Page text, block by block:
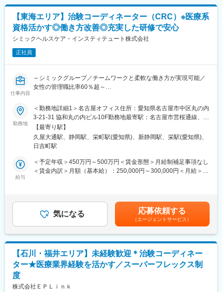
す。
■キャリアステップ：
CRCとして幅広い経験を積むことや、スペシャリストとして特定
の疾患領域の専門的な経験を積んでいくことも可能です。
また、グループの垣根を超えCRCからSMAやCRAへのキャリアチ
ェンジ、事業の枠をこえ新たなキャリアにチャレンジされている
方もいらっしゃいます。
変更の範囲：会社の定める業務
患者さんに治験の内容をわかりやすく説明したり、医師や看護師
と連携することで伝える力が身に付きます。
（2）スケジュール管理力：
治験には決まった検査や診察の予定があるため、患者さんが無理
なく通えるように予定を調整する力が身につきます。
（3）医療の知識：
薬の種類や副作用、検査の内容など、医療に関する知識が自然と
増えていきます。薬剤師や看護師と話す機会も多いため学ぶこと
も多いです。
（4）パソコンや書類の整理力：
す。パソコンの使い方や、正確に記録する力が身につきます。
（5）チームで働く力：
治験は医師、看護師、薬剤師など、いろんな職種の人と協力して
進めるので、チームワークの大切さを学べます。
■安心の働きやすさ：
フレックスタイム制も取り入れ、柔軟に働き方をアレンジ可能。
導入研修が80時間あり、手厚いフォロー体制があります。
CRC社内認定制度を採用し、継続研修を充実させることで常に新
しい知識を身につけ、スキルアップできる環境を用意していま
す。
■キャリアステップ：
CRCとして幅広い経験を積むことや、スペシャリストとして特定
また、グループの垣根を超えCRCからSMAやCRAへのキャリアチ
【東海エリア】治験コーディネーター（CRC）※医療系
資格活かす◎働き方改善◎充実した研修で安心
シミックヘルスケア・インスティテュート株式会社
正社員
仕事内容
～シミックグループ／チームワークと柔軟な働き方が実現可能／
女性の管理職比率60％超～
や私たちのQOLを向上させるべく、新しい治療法を開発する必要
があります。今回はそのための治験を実施する際の患者さんおよ
び医療機関のサポートを担う治験コーディネーター（通称CRC）
を募集しています。
・治験被験者である患者さんへの内容説明補助、ケア／相談
・治験担当医師の補助
・検査／投薬スケジュール調整、治験データの管理 など
※職場は基本的に委託されている医療機関であるため、自宅からの
がなく苦しんでいる患者さんに対して薬を届けられたり、最前線
で治療にあたる医師やスタッフのサポートを行え、治験が無事に
実しています。入社は原則偶数月と決まっており、同期入社者と
ともに2週間弱本社にて集合研修を行います。会社のことや業務を
遂行する上で必要な法令から実務まで座学中心でロープレを交え
業務を引継ぎながらOJT担当者とともに医療機関へ同行するな
勤務地
＜勤務地詳細1＞名古屋オフィス住所：愛知県名古屋市中区丸の内
3-21-31 協和丸の内ビル10F勤務地最寄駅：名古屋市営桜通線、名
城線／久屋大通駅受動喫煙対策：屋内全面禁煙＜勤務地詳細2＞静
岡オフィス住所：静岡県静岡市葵区御幸町11-30 エクセルワード
静岡ビル勤務地最寄駅：JR線／静岡駅受動喫煙対策：屋内全面禁
【最寄り駅】
久屋大通駅、静岡駅、栄町駅(愛知県)、新静岡駅、栄駅(愛知県)、
日吉町駅
給与
＜予定年収＞450万円～500万円＜賃金形態＞月給制補足事項なし
＜賃金内訳＞月額（基本給）：250,000円～300,000円＜月給＞
気になる 応募依頼する
（エージェントサービス）
【石川・福井エリア】未経験歓迎＊治験コーディネー
ター★医療業界経験を活かす／スーパーフレックス制
度
株式会社ＥＰＬｉｎｋ